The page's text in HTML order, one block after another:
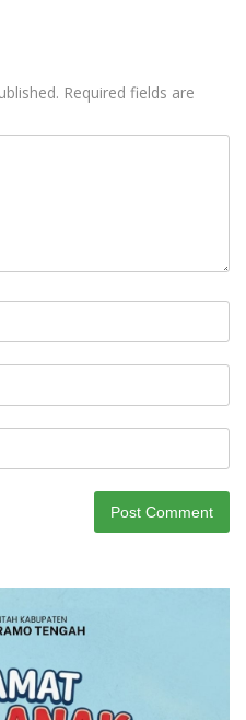
Required fields are